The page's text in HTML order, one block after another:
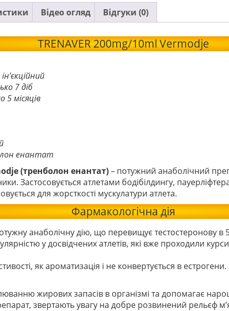
Відео огляд Відгуки (0)
TRENAVER 200mg/10ml Vermodje
7 діб
5 місяців
енантат
(тренболон енантат)– потужний анаболічний
Застосовується атлетами бодібілдингу,
для жорсткості мускулатури атлета.
Фармакологічна дія
анаболічну дію, що перевищує тестостеронову в
у досвідчених атлетів, які вже проходили
як ароматизація і не конвертується в
жирових запасів в організмі та допомагає
звертають увагу на добре розвинений рельєф